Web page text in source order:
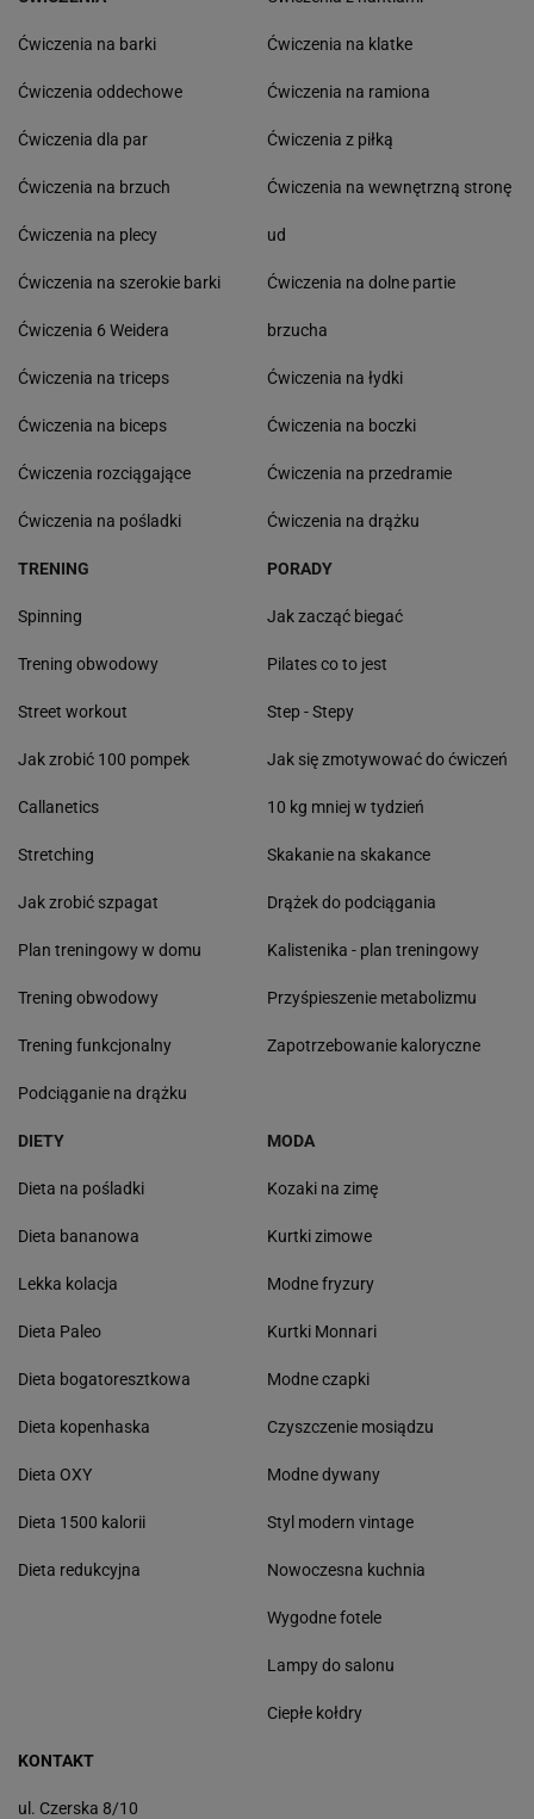
Ćwiczenia na barki
Ćwiczenia oddechowe
Ćwiczenia dla par
Ćwiczenia na brzuch
Ćwiczenia na plecy
Ćwiczenia na szerokie barki
Ćwiczenia 6 Weidera
Ćwiczenia na triceps
Ćwiczenia na biceps
Ćwiczenia rozciągające
Ćwiczenia na pośladki
Ćwiczenia na klatke
Ćwiczenia na ramiona
Ćwiczenia z piłką
Ćwiczenia na wewnętrzną stronę
ud
Ćwiczenia na dolne partie
brzucha
Ćwiczenia na łydki
Ćwiczenia na boczki
Ćwiczenia na przedramie
Ćwiczenia na drążku
TRENING
Spinning
Trening obwodowy
Street workout
Jak zrobić 100 pompek
Callanetics
Stretching
Jak zrobić szpagat
Plan treningowy w domu
Trening obwodowy
Trening funkcjonalny
Podciąganie na drążku
PORADY
Jak zacząć biegać
Pilates co to jest
Step - Stepy
Jak się zmotywować do ćwiczeń
10 kg mniej w tydzień
Skakanie na skakance
Drążek do podciągania
Kalistenika - plan treningowy
Przyśpieszenie metabolizmu
Zapotrzebowanie kaloryczne
DIETY
Dieta na pośladki
Dieta bananowa
Lekka kolacja
Dieta Paleo
Dieta bogatoresztkowa
Dieta kopenhaska
Dieta OXY
Dieta 1500 kalorii
Dieta redukcyjna
MODA
Kozaki na zimę
Kurtki zimowe
Modne fryzury
Kurtki Monnari
Modne czapki
Czyszczenie mosiądzu
Modne dywany
Styl modern vintage
Nowoczesna kuchnia
Wygodne fotele
Lampy do salonu
Ciepłe kołdry
KONTAKT
ul. Czerska 8/10